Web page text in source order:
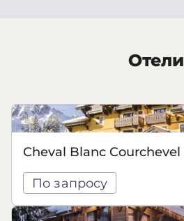
Отели
Cheval Blanc Courchevel
По запросу